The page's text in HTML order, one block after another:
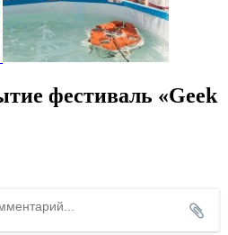
фестиваль «Geek